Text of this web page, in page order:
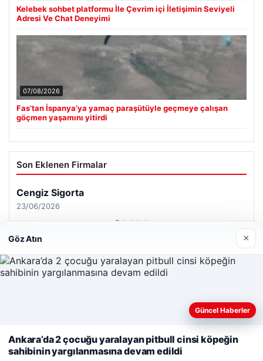
Kelebek sohbet platformu İle Çevrim içi İletişimin Seviyeli
Adresi Ve Chat Deneyimi
07/08/2026
Fas’tan İspanya’ya yamaç paraşütüyle geçmeye çalışan
göçmen yaşamını yitirdi
Son Eklenen Firmalar
Cengiz Sigorta
23/06/2026
Web sitemizi nasıl kullandığınızı daha iyi anlayabilmek,
kullanıyoruz.Çerez Politikamız
Reddet Kabul Et
Göz Atın ×
Güncel Haberler
Ankara’da 2 çocuğu yaralayan pitbull cinsi köpeğin
sahibinin yargılanmasına devam edildi
lemagrup.com.tr